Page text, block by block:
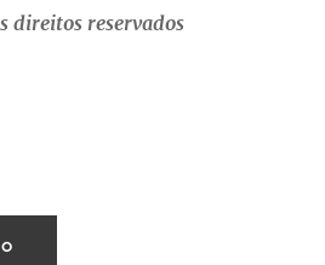
direitos reservados